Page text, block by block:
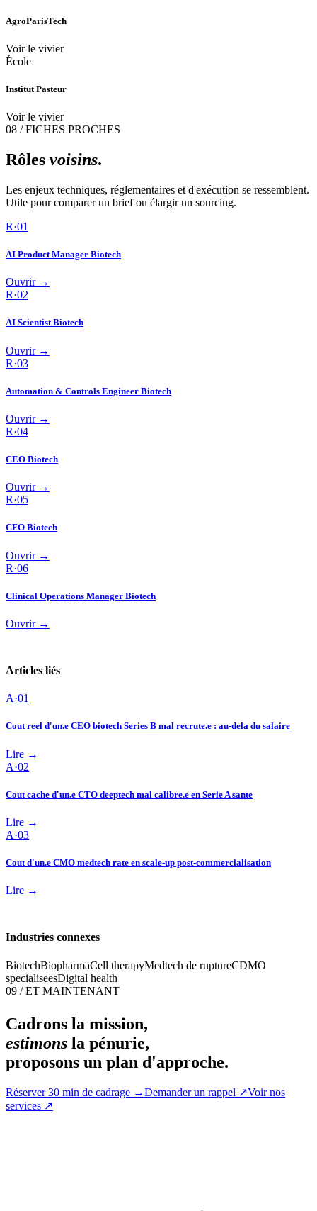
AgroParisTech
Voir le vivier
École
Institut Pasteur
Voir le vivier
08 / FICHES PROCHES
Rôles voisins.
Les enjeux techniques, réglementaires et d'exécution se ressemblent.
Utile pour comparer un brief ou élargir un sourcing.
R·01
AI Product Manager Biotech
Ouvrir →
R·02
AI Scientist Biotech
Ouvrir →
R·03
Automation & Controls Engineer Biotech
Ouvrir →
R·04
CEO Biotech
Ouvrir →
R·05
CFO Biotech
Ouvrir →
R·06
Clinical Operations Manager Biotech
Ouvrir →
Articles liés
A·01
Cout reel d'un.e CEO biotech Series B mal recrute.e : au-dela du salaire
Lire →
A·02
Cout cache d'un.e CTO deeptech mal calibre.e en Serie A sante
Lire →
A·03
Cout d'un.e CMO medtech rate en scale-up post-commercialisation
Lire →
Industries connexes
BiotechBiopharmaCell therapyMedtech de ruptureCDMO
specialiseesDigital health
09 / ET MAINTENANT
Cadrons la mission,
estimons la pénurie,
proposons un plan d'approche.
Réserver 30 min de cadrage →Demander un rappel ↗Voir nos
services ↗